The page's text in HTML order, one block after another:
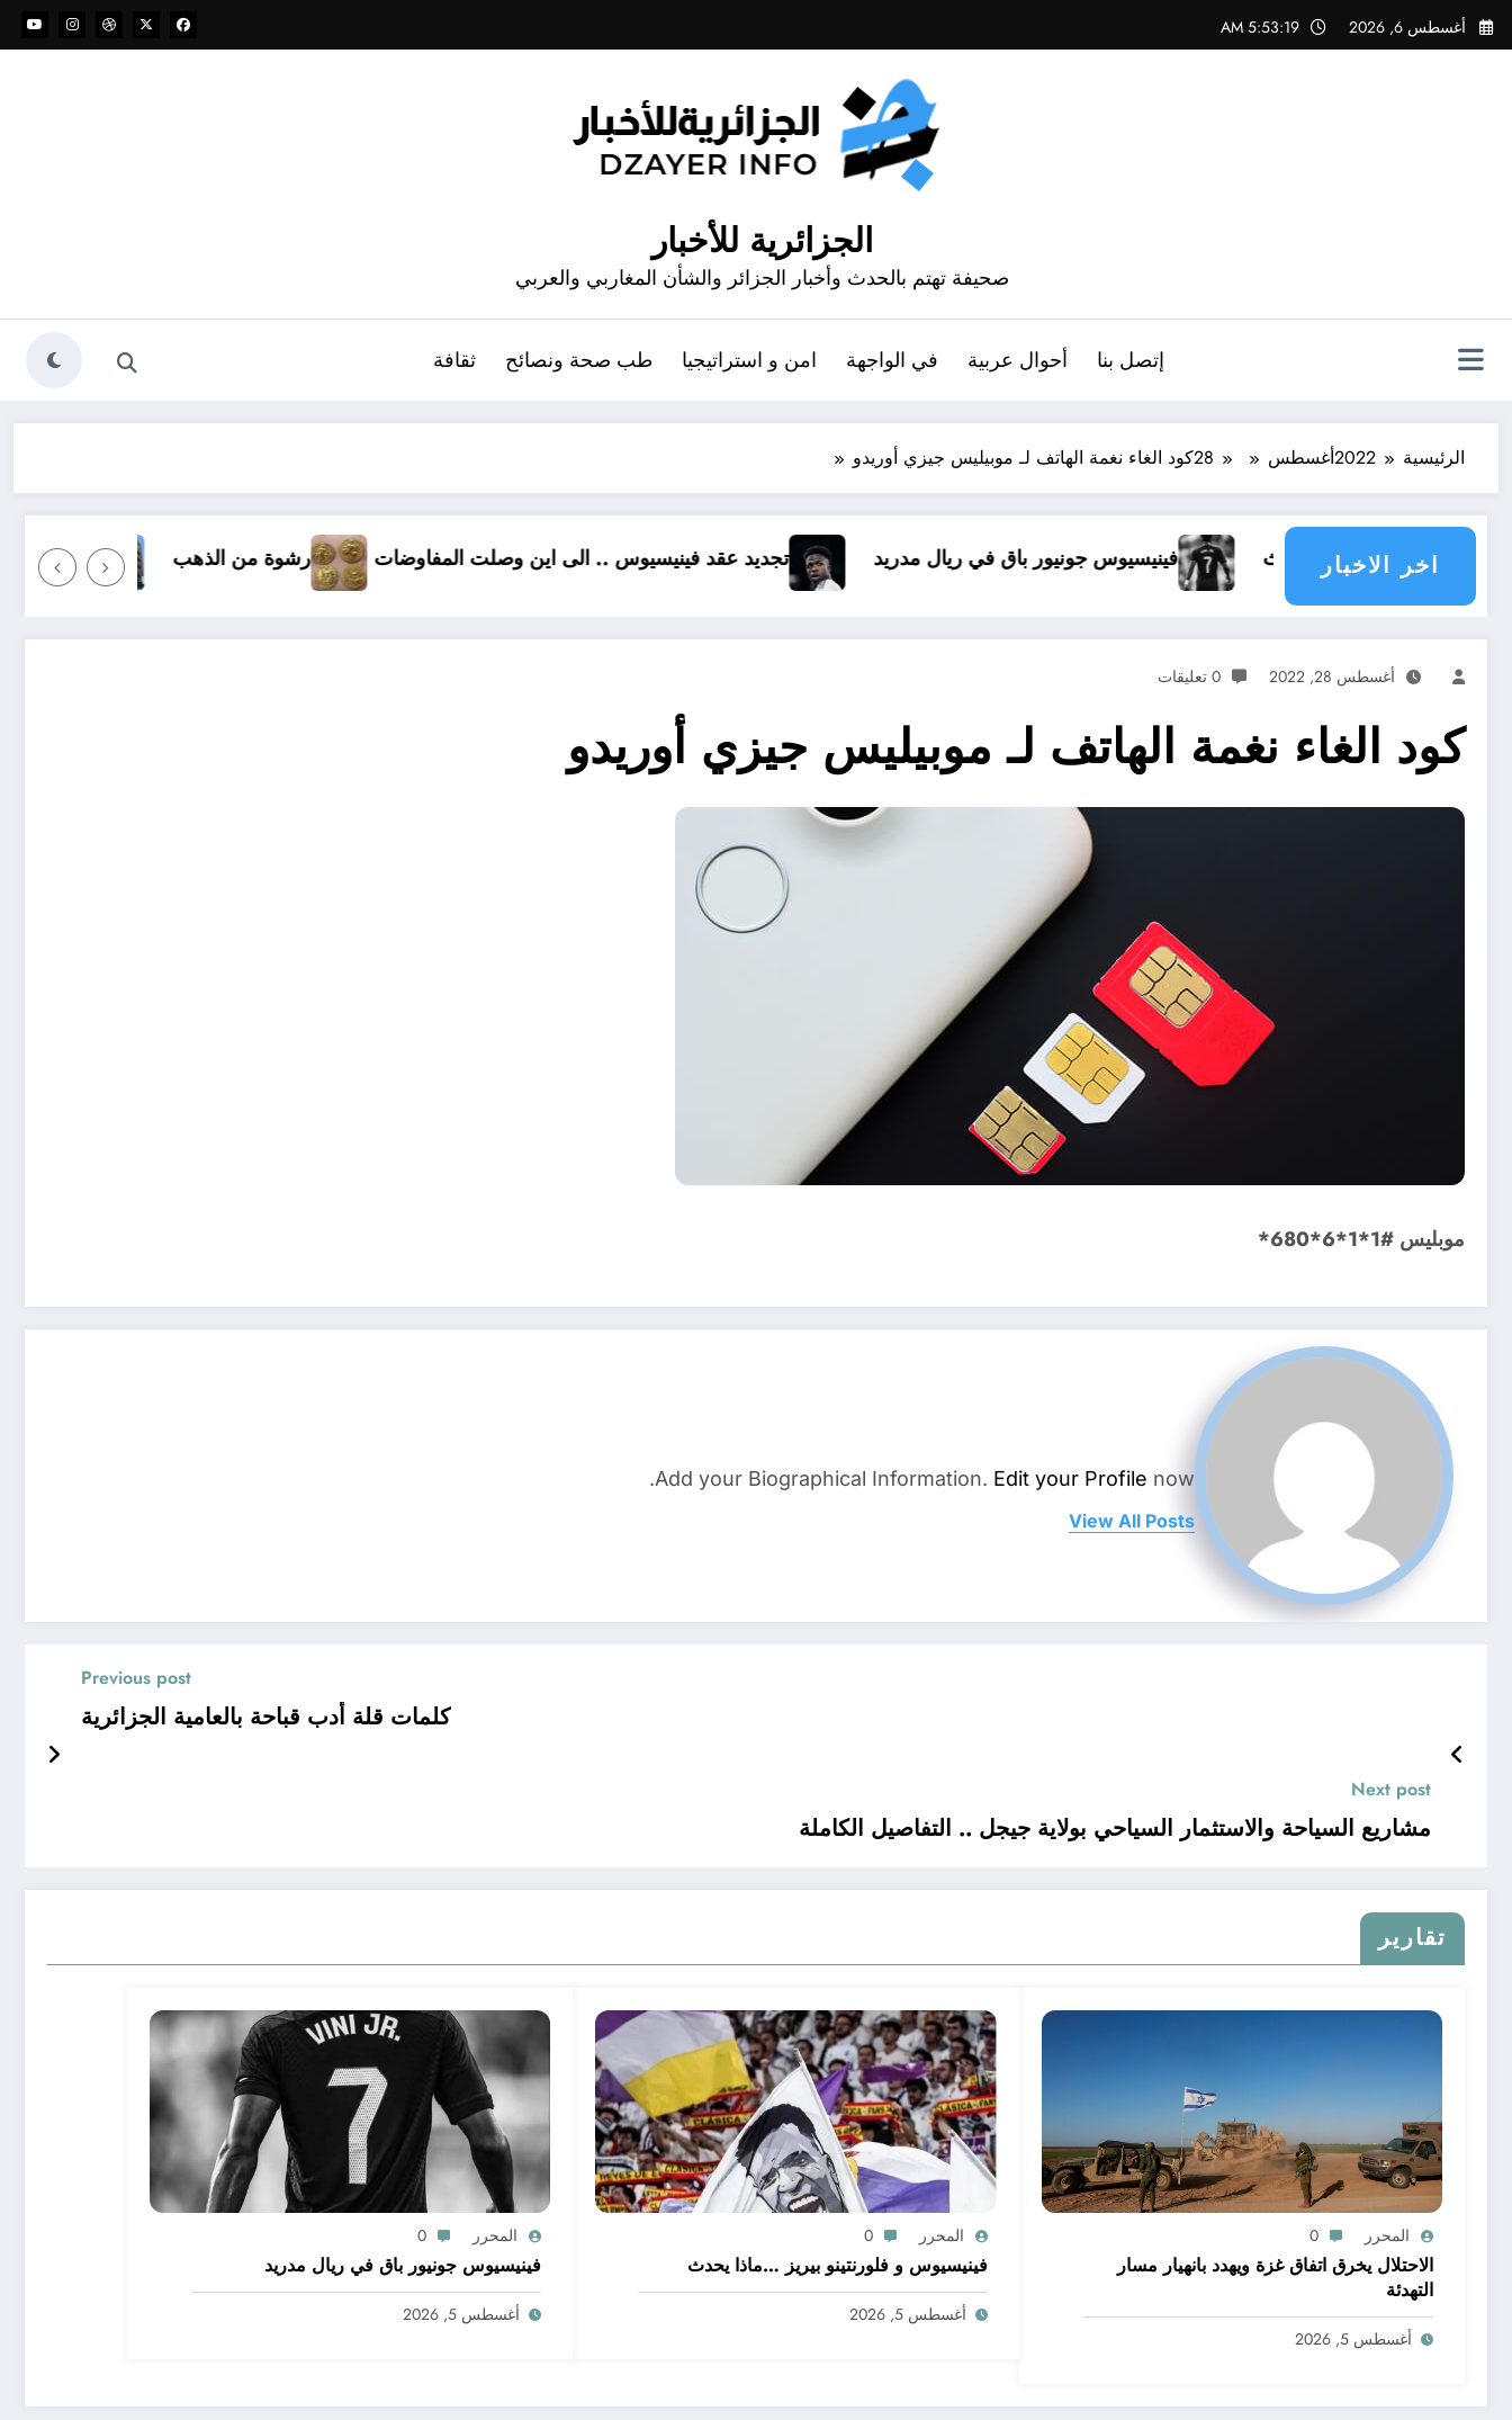
التجاوز
إلى
أغسطس 6, 2026 5:53:20 AM
الجزائرية للأخبار
صحيفة تهتم بالحدث وأخبار الجزائر والشأن المغاربي والعربي
إتصل بنا أحوال عربية في الواجهة امن و استراتيجيا طب صحة ونصائح ثقافة
الرئيسية 2022أغسطس 28كود الغاء نغمة الهاتف لـ موبيليس جيزي أوريدو
اخر الاخباريحدث فينيسيوس جونيور باق في ريال مدريد تجديد عقد فينيسيوس .. الى اين وصلت المفاوضات ؟ رشوة من الذهب كل شيء عن شراء السكنات في الجزائر بقرض
أغسطس 28, 2022 0 تعليقات
كود الغاء نغمة الهاتف لـ موبيليس جيزي أوريدو
موبليس #1*1*6*680*
Add your Biographical Information. Edit your Profile now.
View All Posts
Previous post
كلمات قلة أدب قباحة بالعامية الجزائرية
Next post
مشاريع السياحة والاستثمار السياحي بولاية جيجل .. التفاصيل الكاملة
تقارير
المحرر 0
الاحتلال يخرق اتفاق غزة ويهدد بانهيار مسار
التهدئة
أغسطس 5, 2026
المحرر 0
فينيسيوس و فلورنتينو بيريز …ماذا يحدث
أغسطس 5, 2026
المحرر 0
فينيسيوس جونيور باق في ريال مدريد
أغسطس 5, 2026